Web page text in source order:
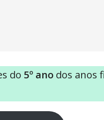
do 5º ano dos anos